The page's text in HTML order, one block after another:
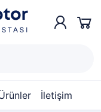
İletişim